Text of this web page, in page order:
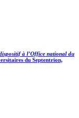
à l’Office national du
du Septentrion,